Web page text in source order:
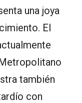
una joya
El
también
con